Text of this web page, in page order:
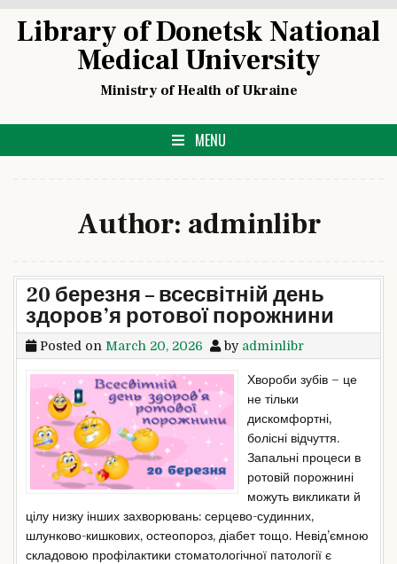
Library of Donetsk National
Medical University
Ministry of Health of Ukraine
MENU
Author: adminlibr
20 березня – всесвітній день
здоров’я ротової порожнини
Posted on March 20, 2026 by adminlibr
Хвороби зубів – це
не тільки
дискомфортні,
болісні відчуття.
Запальні процеси в
ротовій порожнині
можуть викликати й
цілу низку інших захворювань: серцево-судинних,
шлунково-кишкових, остеопороз, діабет тощо. Невід’ємною
складовою профілактики стоматологічної патології є